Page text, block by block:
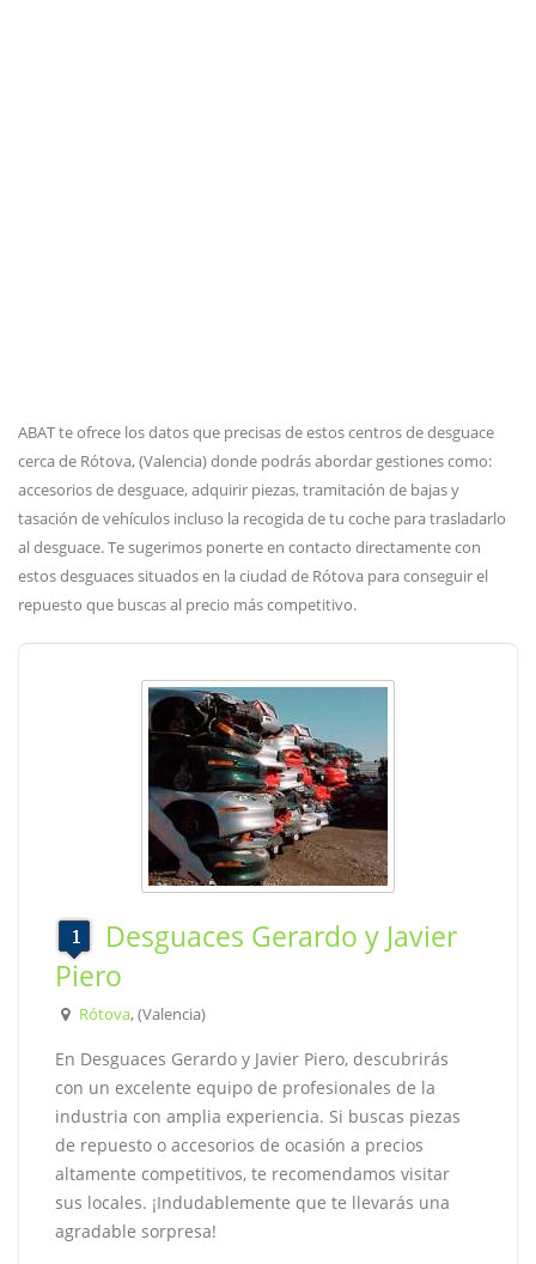
ABAT te ofrece los datos que precisas de estos centros de desguace
cerca de Rótova, (Valencia) donde podrás abordar gestiones como:
accesorios de desguace, adquirir piezas, tramitación de bajas y
tasación de vehículos incluso la recogida de tu coche para trasladarlo
al desguace. Te sugerimos ponerte en contacto directamente con
estos desguaces situados en la ciudad de Rótova para conseguir el
repuesto que buscas al precio más competitivo.
Desguaces Gerardo y Javier
Piero
Rótova, (Valencia)
En Desguaces Gerardo y Javier Piero, descubrirás
con un excelente equipo de profesionales de la
industria con amplia experiencia. Si buscas piezas
de repuesto o accesorios de ocasión a precios
altamente competitivos, te recomendamos visitar
sus locales. ¡Indudablemente que te llevarás una
agradable sorpresa!